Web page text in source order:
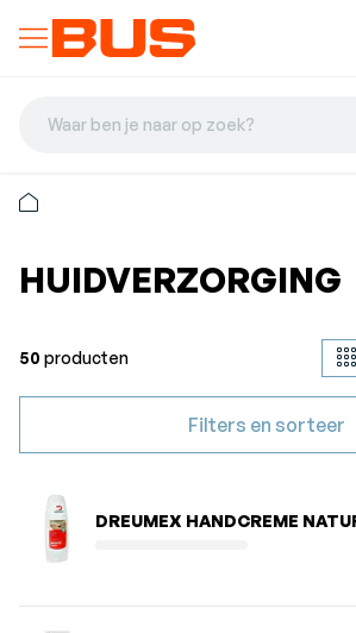
Waar ben je naar op zoek?
HUIDVERZORGING
50 producten
Filters en sorteer
DREUMEX HANDCREME